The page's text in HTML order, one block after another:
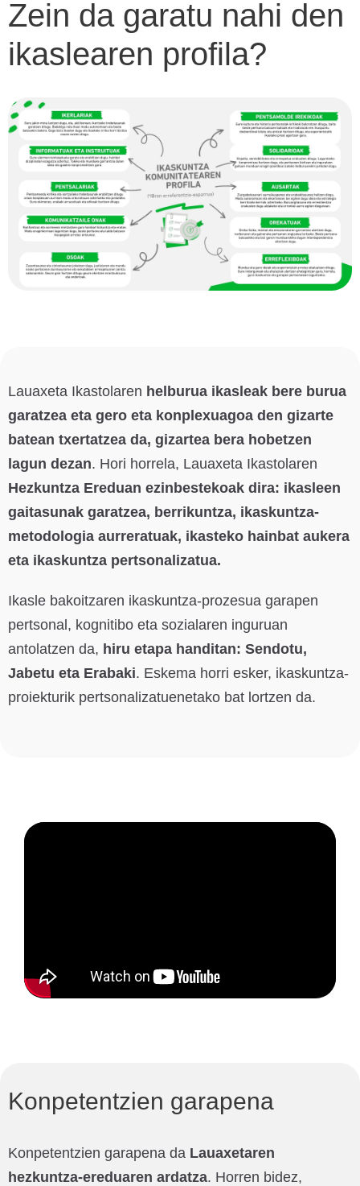
Zein da garatu nahi den
ikaslearen profila?
Lauaxeta Ikastolaren helburua ikasleak bere burua
garatzea eta gero eta konplexuagoa den gizarte
batean txertatzea da, gizartea bera hobetzen
lagun dezan. Hori horrela, Lauaxeta Ikastolaren
Hezkuntza Ereduan ezinbestekoak dira: ikasleen
gaitasunak garatzea, berrikuntza, ikaskuntza-
metodologia aurreratuak, ikasteko hainbat aukera
eta ikaskuntza pertsonalizatua.
Ikasle bakoitzaren ikaskuntza-prozesua garapen
pertsonal, kognitibo eta sozialaren inguruan
antolatzen da, hiru etapa handitan: Sendotu,
Jabetu eta Erabaki. Eskema horri esker, ikaskuntza-
proiekturik pertsonalizatuenetako bat lortzen da.
Konpetentzien garapena
Konpetentzien garapena da Lauaxetaren
hezkuntza-ereduaren ardatza. Horren bidez,